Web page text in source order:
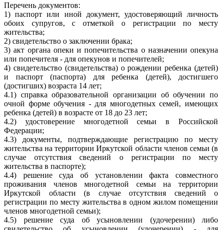
Перечень документов:
1) паспорт или иной документ, удостоверяющий личность
обоих супругов, с отметкой о регистрации по месту
жительства;
2) свидетельство о заключении брака;
3) акт органа опеки и попечительства о назначении опекуна
или попечителя - для опекунов и попечителей;
4) свидетельство (свидетельства) о рождении ребенка (детей)
и паспорт (паспорта) для ребенка (детей), достигшего
(достигших) возраста 14 лет;
4.1) справка образовательной организации об обучении по
очной форме обучения - для многодетных семей, имеющих
ребенка (детей) в возрасте от 18 до 23 лет;
4.2) удостоверение многодетной семьи в Российской
Федерации;
4.3) документы, подтверждающие регистрацию по месту
жительства на территории Иркутской области членов семьи (в
случае отсутствия сведений о регистрации по месту
жительства в паспорте);
4.4) решение суда об установлении факта совместного
проживания членов многодетной семьи на территории
Иркутской области (в случае отсутствия сведений о
регистрации по месту жительства в одном жилом помещении
членов многодетной семьи);
4.5) решение суда об усыновлении (удочерении) либо